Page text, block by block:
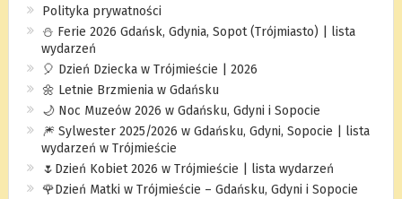
Polityka prywatności
⛄️ Ferie 2026 Gdańsk, Gdynia, Sopot (Trójmiasto) | lista
wydarzeń
🎈 Dzień Dziecka w Trójmieście | 2026
🌼 Letnie Brzmienia w Gdańsku
🌙 Noc Muzeów 2026 w Gdańsku, Gdyni i Sopocie
🎆 Sylwester 2025/2026 w Gdańsku, Gdyni, Sopocie | lista
wydarzeń w Trójmieście
🌷Dzień Kobiet 2026 w Trójmieście | lista wydarzeń
🌹Dzień Matki w Trójmieście – Gdańsku, Gdyni i Sopocie